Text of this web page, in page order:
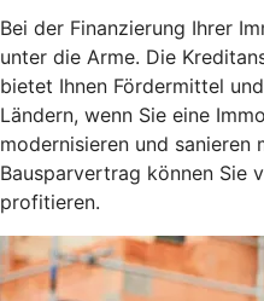
Bei der Finanzierung Ihrer
unter die Arme. Die
bietet Ihnen Fördermittel
Ländern, wenn Sie eine
modernisieren und sanieren
Bausparvertrag können Sie
profitieren.